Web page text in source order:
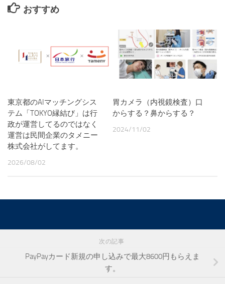
おすすめ
東京都のAIマッチングシス
テム「TOKYO縁結び」は行
政が運営してるのではなく
運営は民間企業のタメニー
株式会社がしてます。
2026/08/02
胃カメラ（内視鏡検査）口
からする？鼻からする？
2024/11/02
次の記事
PayPayカード新規の申し込みで最大8600円もらえま
す。